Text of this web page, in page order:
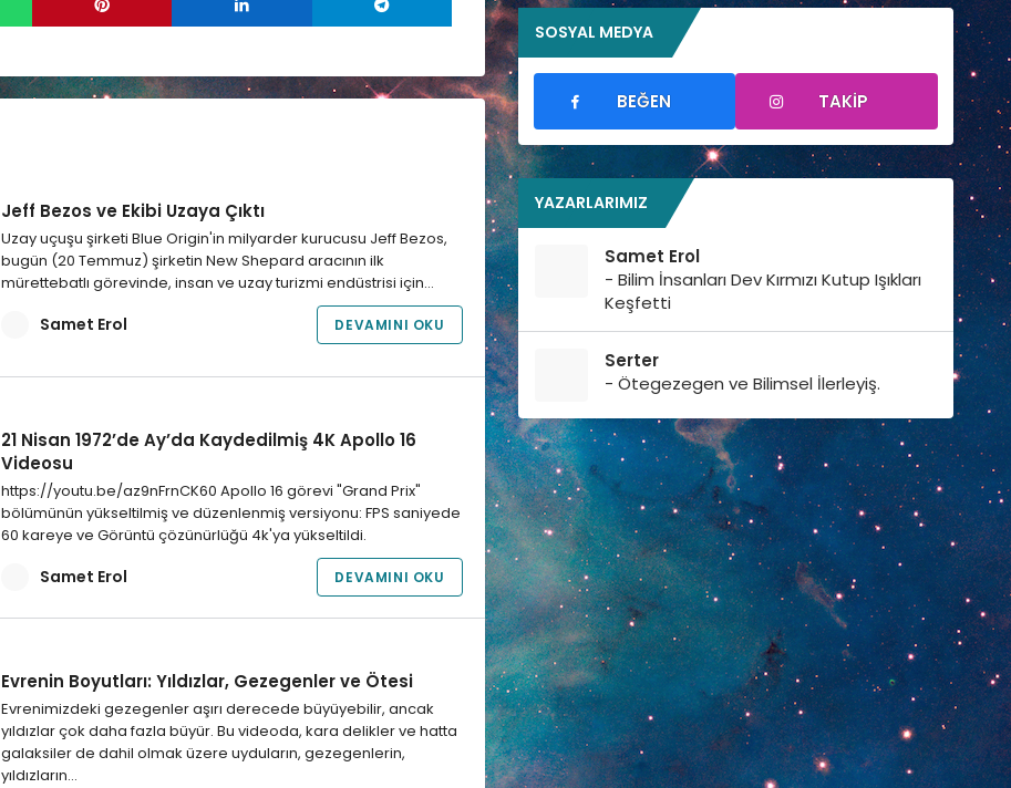
Jeff Bezos ve Ekibi Uzaya Çıktı
Uzay uçuşu şirketi Blue Origin'in milyarder kurucusu Jeff Bezos,
bugün (20 Temmuz) şirketin New Shepard aracının ilk
mürettebatlı görevinde, insan ve uzay turizmi endüstrisi için…
Samet Erol DEVAMINI OKU
21 Nisan 1972’de Ay’da Kaydedilmiş 4K Apollo 16
Videosu
https://youtu.be/az9nFrnCK60 Apollo 16 görevi "Grand Prix"
bölümünün yükseltilmiş ve düzenlenmiş versiyonu: FPS saniyede
60 kareye ve Görüntü çözünürlüğü 4k'ya yükseltildi.
Samet Erol DEVAMINI OKU
Evrenin Boyutları: Yıldızlar, Gezegenler ve Ötesi
Evrenimizdeki gezegenler aşırı derecede büyüyebilir, ancak
yıldızlar çok daha fazla büyür. Bu videoda, kara delikler ve hatta
galaksiler de dahil olmak üzere uyduların, gezegenlerin,
yıldızların…
SOSYAL MEDYA
BEĞEN TAKIP
YAZARLARIMIZ
Samet Erol
- Bilim İnsanları Dev Kırmızı Kutup Işıkları
Keşfetti
Serter
- Ötegezegen ve Bilimsel İlerleyiş.